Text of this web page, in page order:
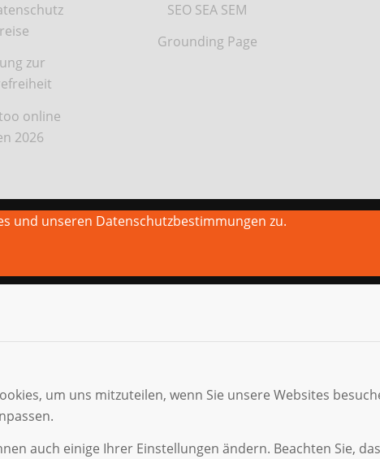
zur
online
2026
SEO SEA SEM
Grounding Page
und unseren Datenschutzbestimmungen zu.
um uns mitzuteilen, wenn Sie unsere Websites
auch einige Ihrer Einstellungen ändern. Beachten Sie,